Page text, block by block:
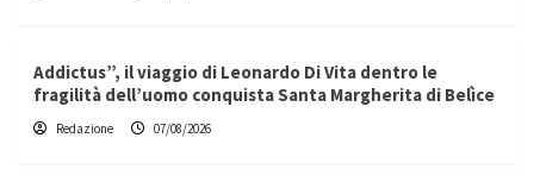
Addictus”, il viaggio di Leonardo Di Vita dentro le
fragilità dell’uomo conquista Santa Margherita di Belìce
Redazione 07/08/2026